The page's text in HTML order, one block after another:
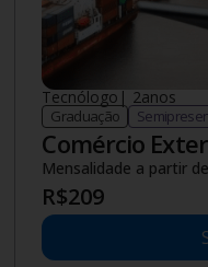
Tecnólogo | 2anos
Graduação
Comércio
Mensalidade a partir de
R$209